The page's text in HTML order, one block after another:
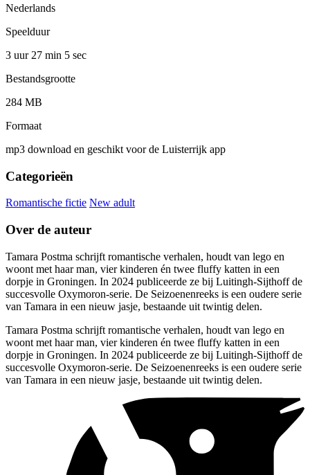
Nederlands
Speelduur
3 uur 27 min 5 sec
Bestandsgrootte
284 MB
Formaat
mp3 download en geschikt voor de Luisterrijk app
Categorieën
Romantische fictie New adult
Over de auteur
Tamara Postma schrijft romantische verhalen, houdt van lego en
woont met haar man, vier kinderen én twee fluffy katten in een
dorpje in Groningen. In 2024 publiceerde ze bij Luitingh-Sijthoff de
succesvolle Oxymoron-serie. De Seizoenenreeks is een oudere serie
van Tamara in een nieuw jasje, bestaande uit twintig delen.
Tamara Postma schrijft romantische verhalen, houdt van lego en
woont met haar man, vier kinderen én twee fluffy katten in een
dorpje in Groningen. In 2024 publiceerde ze bij Luitingh-Sijthoff de
succesvolle Oxymoron-serie. De Seizoenenreeks is een oudere serie
van Tamara in een nieuw jasje, bestaande uit twintig delen.